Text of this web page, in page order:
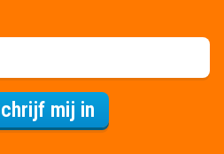
mij in